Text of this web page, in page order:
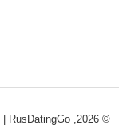
© 2026, RusDatingGo |